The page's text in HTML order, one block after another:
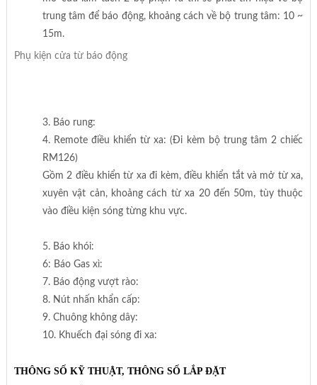
trung tâm để báo động, khoảng cách về bộ trung tâm: 10 ~
15m.
Phụ kiện cửa từ báo động
3. Báo rung:
4. Remote điều khiển từ xa: (Đi kèm bộ trung tâm 2 chiếc
RM126)
Gồm 2 điều khiển từ xa đi kèm, điều khiển tắt và mở từ xa,
xuyên vật cản, khoảng cách từ xa 20 đến 50m, tùy thuộc
vào điều kiện sóng từng khu vực.
5. Báo khói:
6: Báo Gas xì:
7. Báo động vượt rào:
8. Nút nhấn khẩn cấp:
9. Chuông không dây:
10. Khuếch đại sóng đi xa:
THÔNG SỐ KỸ THUẬT, THÔNG SỐ LẮP ĐẶT